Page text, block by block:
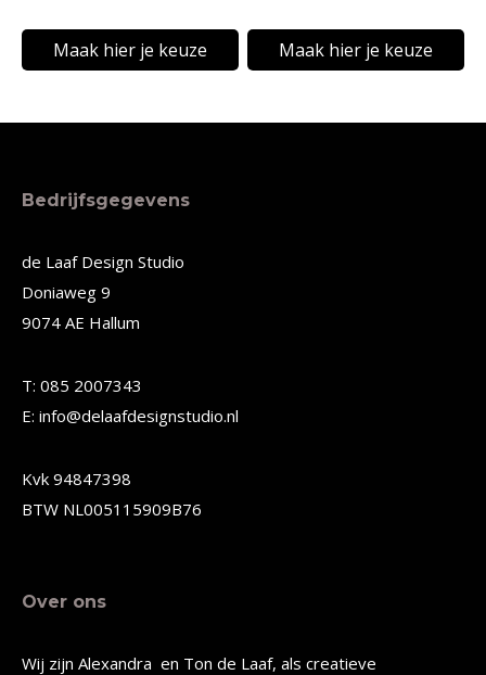
productpagina
productpagina
Maak hier je keuze
product
meerdere
Deze
optie
kan
worden
de
productpagina
Maak hier je keuze
product
Bedrijfsgegevens
de Laaf Design Studio
Doniaweg 9
9074 AE Hallum
T: 085 2007343
E: info@delaafdesignstudio.nl
Kvk 94847398
BTW NL005115909B76
Over ons
Wij zijn Alexandra en Ton de Laaf, als creatieve